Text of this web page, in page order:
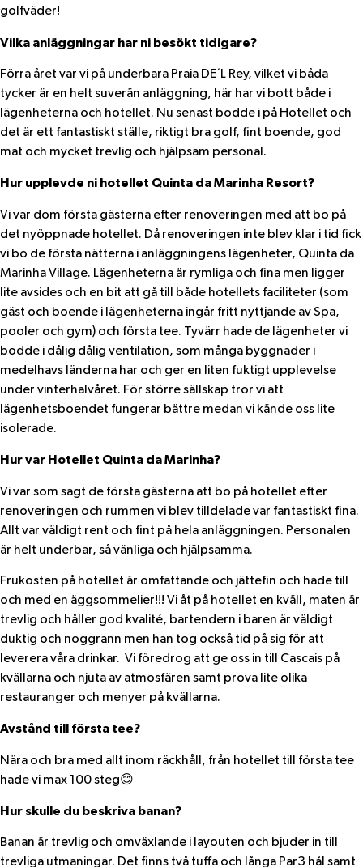
golfväder!
Vilka anläggningar har ni besökt tidigare?
Förra året var vi på underbara Praia DE´L Rey, vilket vi båda
tycker är en helt suverän anläggning, här har vi bott både i
lägenheterna och hotellet. Nu senast bodde i på Hotellet och
det är ett fantastiskt ställe, riktigt bra golf, fint boende, god
mat och mycket trevlig och hjälpsam personal.
Hur upplevde ni hotellet Quinta da Marinha Resort?
Vi var dom första gästerna efter renoveringen med att bo på
det nyöppnade hotellet. Då renoveringen inte blev klar i tid fick
vi bo de första nätterna i anläggningens lägenheter, Quinta da
Marinha Village. Lägenheterna är rymliga och fina men ligger
lite avsides och en bit att gå till både hotellets faciliteter (som
gäst och boende i lägenheterna ingår fritt nyttjande av Spa,
pooler och gym) och första tee. Tyvärr hade de lägenheter vi
bodde i dålig dålig ventilation, som många byggnader i
medelhavs länderna har och ger en liten fuktigt upplevelse
under vinterhalvåret. För större sällskap tror vi att
lägenhetsboendet fungerar bättre medan vi kände oss lite
isolerade.
Hur var Hotellet Quinta da Marinha?
Vi var som sagt de första gästerna att bo på hotellet efter
renoveringen och rummen vi blev tilldelade var fantastiskt fina.
Allt var väldigt rent och fint på hela anläggningen. Personalen
är helt underbar, så vänliga och hjälpsamma.
Frukosten på hotellet är omfattande och jättefin och hade till
och med en äggsommelier!!! Vi åt på hotellet en kväll, maten är
trevlig och håller god kvalité, bartendern i baren är väldigt
duktig och noggrann men han tog också tid på sig för att
leverera våra drinkar. Vi föredrog att ge oss in till Cascais på
kvällarna och njuta av atmosfären samt prova lite olika
restauranger och menyer på kvällarna.
Avstånd till första tee?
Nära och bra med allt inom räckhåll, från hotellet till första tee
hade vi max 100 steg😊
Hur skulle du beskriva banan?
Banan är trevlig och omväxlande i layouten och bjuder in till
trevliga utmaningar. Det finns två tuffa och långa Par3 hål samt